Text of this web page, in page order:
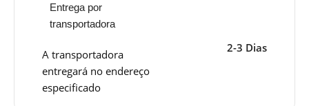
Entrega por
transportadora
A transportadora
entregará no endereço
especificado
2-3 Dias